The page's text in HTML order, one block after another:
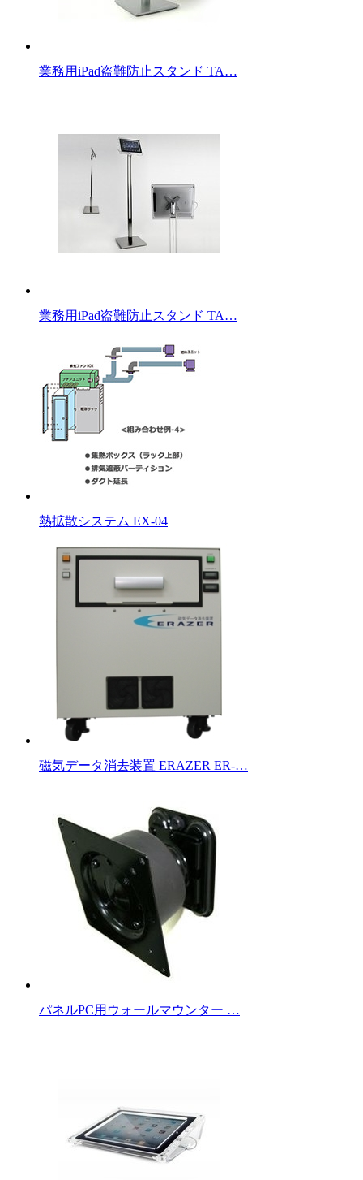
業務用iPad盗難防止スタンド TA…
業務用iPad盗難防止スタンド TA…
熱拡散システム EX-04
磁気データ消去装置 ERAZER ER-…
パネルPC用ウォールマウンター …